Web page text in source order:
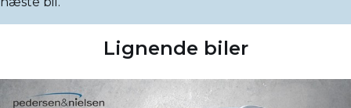
Lignende biler